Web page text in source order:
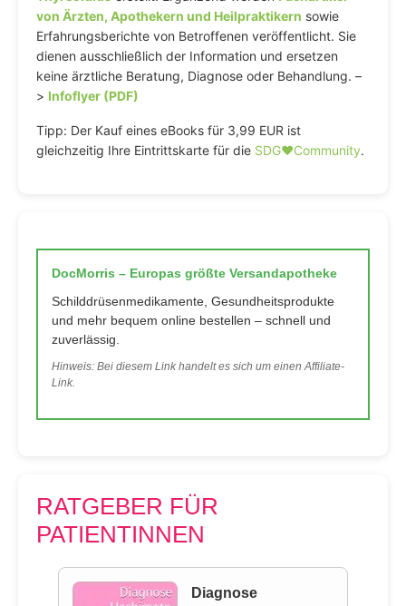
von Ärzten, Apothekern und Heilpraktikern sowie
Erfahrungsberichte von Betroffenen veröffentlicht. Sie
dienen ausschließlich der Information und ersetzen
keine ärztliche Beratung, Diagnose oder Behandlung. –
> Infoflyer (PDF)
Tipp: Der Kauf eines eBooks für 3,99 EUR ist
gleichzeitig Ihre Eintrittskarte für die SDG♥️Community.
DocMorris – Europas größte Versandapotheke
Schilddrüsenmedikamente, Gesundheitsprodukte
und mehr bequem online bestellen – schnell und
zuverlässig.
Hinweis: Bei diesem Link handelt es sich um einen Affiliate-
Link.
RATGEBER FÜR
PATIENTINNEN
Diagnose